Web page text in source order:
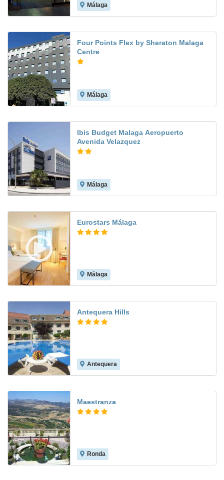
Málaga
Four Points Flex by Sheraton Malaga
Centre
Málaga
Ibis Budget Malaga Aeropuerto
Avenida Velazquez
Málaga
Eurostars Málaga
Málaga
Antequera Hills
Antequera
Maestranza
Ronda